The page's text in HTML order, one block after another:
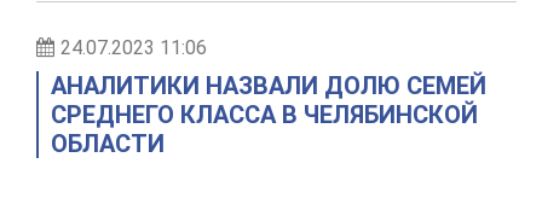
24.07.2023 11:06
АНАЛИТИКИ НАЗВАЛИ ДОЛЮ СЕМЕЙ
СРЕДНЕГО КЛАССА В ЧЕЛЯБИНСКОЙ
ОБЛАСТИ